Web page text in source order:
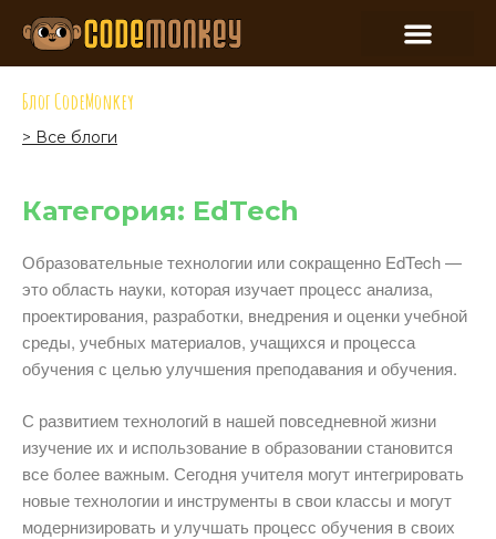
Блог CodeMonkey
> Все блоги
Категория: EdTech
Образовательные технологии или сокращенно EdTech —
это область науки, которая изучает процесс анализа,
проектирования, разработки, внедрения и оценки учебной
среды, учебных материалов, учащихся и процесса
обучения с целью улучшения преподавания и обучения.
С развитием технологий в нашей повседневной жизни
изучение их и использование в образовании становится
все более важным. Сегодня учителя могут интегрировать
новые технологии и инструменты в свои классы и могут
модернизировать и улучшать процесс обучения в своих